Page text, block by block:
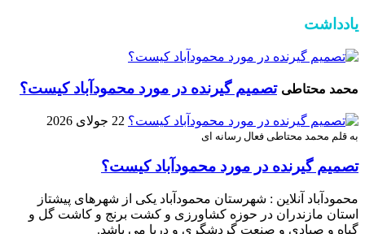
یادداشت
محمد محتاطی تصمیم گیرنده در مورد محمودآباد کیست؟
22 جولای 2026
به قلم محمد محتاطی فعال رسانه ای
تصمیم گیرنده در مورد محمودآباد کیست؟
محمودآباد آنلاین : شهرستان محمودآباد یکی از شهرهای پیشتاز
استان مازندران در حوزه کشاورزی و کشت برنج و کاشت گل و
گیاه و صیادی و صنعت گردشگری و دریا می باشد.